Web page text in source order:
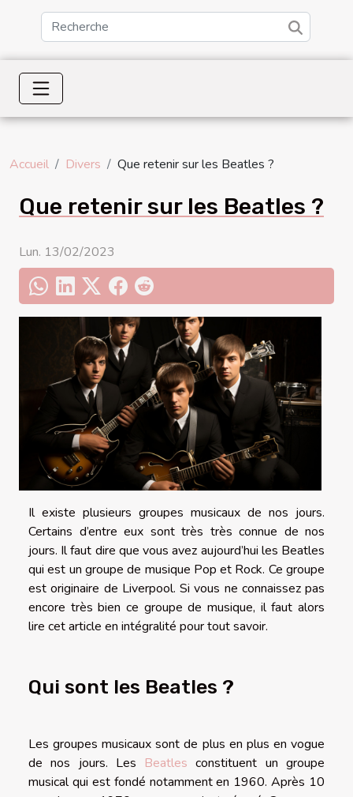
Accueil Divers Que retenir sur les Beatles ?
Que retenir sur les Beatles ?
Lun. 13/02/2023
Il existe plusieurs groupes musicaux de nos jours.
Certains d’entre eux sont très très connue de nos
jours. Il faut dire que vous avez aujourd’hui les Beatles
qui est un groupe de musique Pop et Rock. Ce groupe
est originaire de Liverpool. Si vous ne connaissez pas
encore très bien ce groupe de musique, il faut alors
lire cet article en intégralité pour tout savoir.
Qui sont les Beatles ?
Les groupes musicaux sont de plus en plus en vogue
de nos jours. Les Beatles constituent un groupe
musical qui est fondé notamment en 1960. Après 10